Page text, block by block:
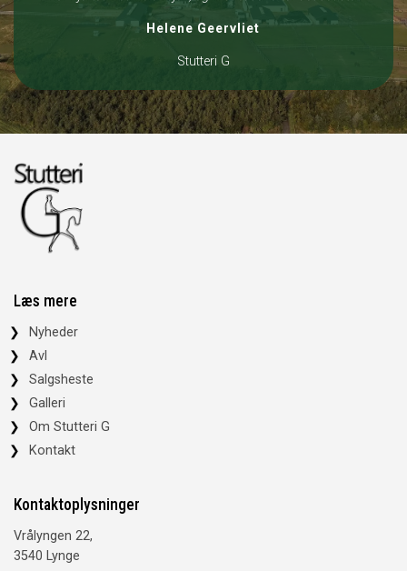
Helene Geervliet
Stutteri G
Læs mere
Nyheder
Avl
Salgsheste
Galleri
Om Stutteri G
Kontakt
Kontaktoplysninger
Vrålyngen 22,
3540 Lynge